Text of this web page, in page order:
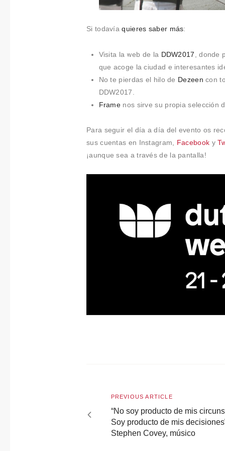
t
m
e
n
t
o
Si todavíaquieres saber más:
Visita la web de la DDW2017
, donde
que acoge la ciudad e interesantes
No te pierdas el hilo de Dezeen con
DDW2017.
Frame nos sirve su propia selección
Para seguir el día a día del evento os
sus cuentas en Instagram, Facebook y
¡aunque sea a través de la pantalla!
Previous
article
PREVIOUS ARTICLE
“No soy producto de mis
Soy producto de mis
Stephen Covey, músico